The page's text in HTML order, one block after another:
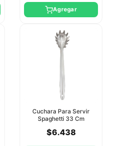
Agregar
Cuchara Para Servir
Spaghetti 33 Cm
$6.438